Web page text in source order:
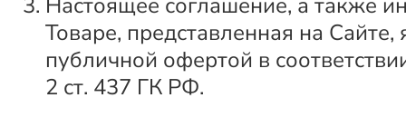
Товаре, представленная на Сайте,
публичной офертой в
2 ст. 437 ГК РФ.